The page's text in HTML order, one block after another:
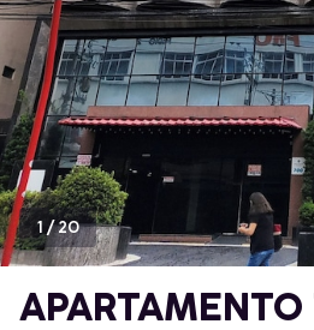
1 /20
APARTAMENTO